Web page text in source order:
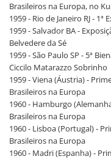
Brasileiros na Europa, no
1959 - Rio de Janeiro RJ -
1959 - Salvador BA -
Belvedere da Sé
1959 - São Paulo SP - 5ª
Ciccilo Matarazzo Sobrinho
1959 - Viena (Áustria) -
Brasileiros na Europa
1960 - Hamburgo
Brasileiros na Europa
1960 - Lisboa (Portugal) -
Brasileiros na Europa
1960 - Madri (Espanha) -